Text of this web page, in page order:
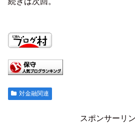
対金融関連
スポンサーリ